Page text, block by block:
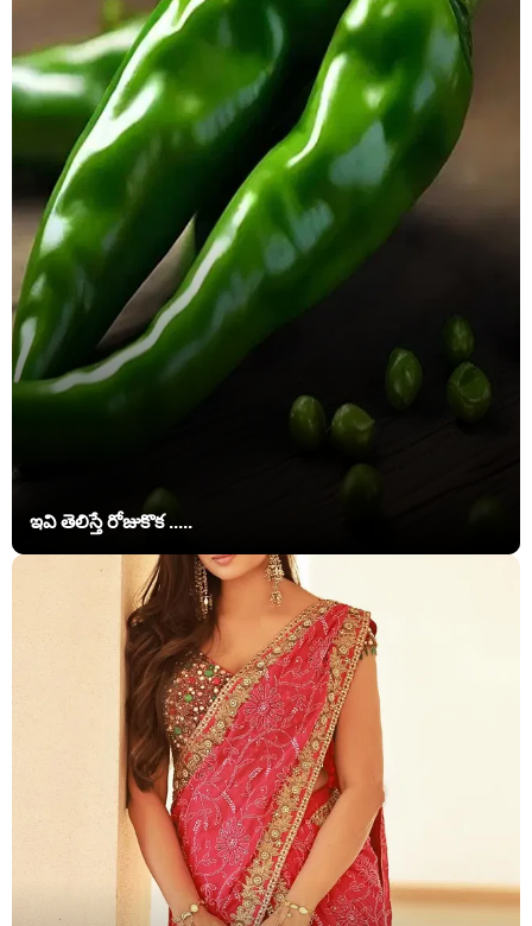
ఇవి తెలిస్తే రోజుకొక .....